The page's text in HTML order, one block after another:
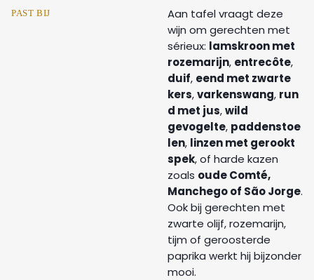
PAST BIJ
Aan tafel vraagt deze
wijn om gerechten met
sérieux: lamskroon met
rozemarijn, entrecôte,
duif, eend met zwarte
kers,varkenswang, run
d met jus,wild
gevogelte, paddenstoe
len, linzen met gerookt
spek, of harde kazen
zoals oude Comté,
Manchego of São Jorge.
Ook bij gerechten met
zwarte olijf, rozemarijn,
tijm of geroosterde
paprika werkt hij bijzonder
mooi.